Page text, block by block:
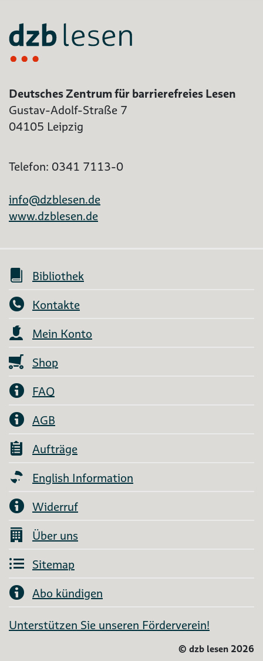
Deutsches Zentrum für barrierefreies Lesen
Gustav-Adolf-Straße 7
04105 Leipzig
Telefon: 0341 7113-0
info@dzblesen.de
www.dzblesen.de
Bibliothek
Kontakte
Mein Konto
Shop
FAQ
AGB
Aufträge
English Information
Widerruf
Über uns
Sitemap
Abo kündigen
Unterstützen Sie unseren Förderverein!
© dzb lesen 2026